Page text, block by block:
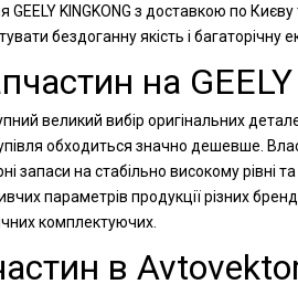
KINGKONG з доставкою по
бездоганну якість і багаторічну
на
великий вибір оригінальних
обходиться значно дешевше.
запаси на стабільно високому
параметрів продукції різних
комплектуючих.
в